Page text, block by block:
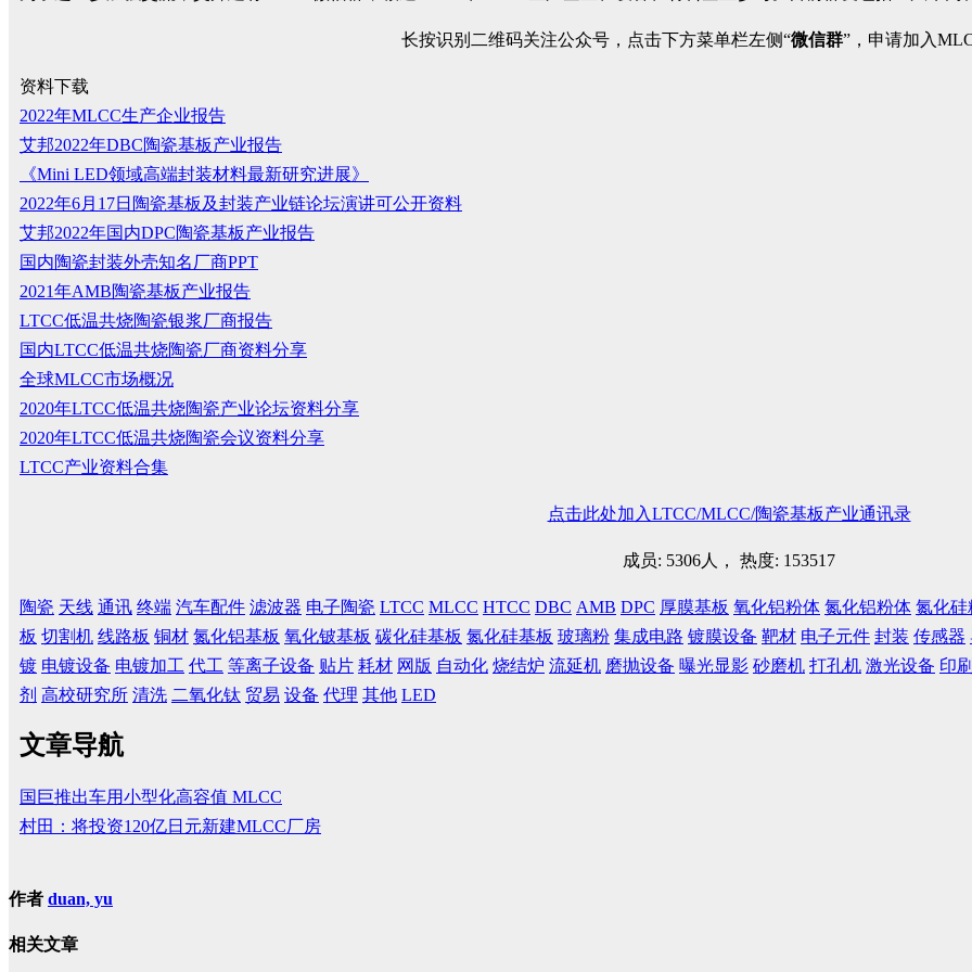
长按识别二维码关注公众号，点击下方菜单栏左侧“微信群”，申请加入
资料下载
2022年MLCC生产企业报告
艾邦2022年DBC陶瓷基板产业报告
《Mini LED领域高端封装材料最新研究进展》
2022年6月17日陶瓷基板及封装产业链论坛演讲可公开资料
艾邦2022年国内DPC陶瓷基板产业报告
国内陶瓷封装外壳知名厂商PPT
2021年AMB陶瓷基板产业报告
LTCC低温共烧陶瓷银浆厂商报告
国内LTCC低温共烧陶瓷厂商资料分享
全球MLCC市场概况
2020年LTCC低温共烧陶瓷产业论坛资料分享
2020年LTCC低温共烧陶瓷会议资料分享
LTCC产业资料合集
点击此处加入LTCC/MLCC/陶瓷基板产业通讯录
成员: 5306人， 热度: 153517
陶瓷 天线 通讯 终端 汽车配件 滤波器 电子陶瓷 LTCC MLCC HTCC DBC AMB DPC 厚膜基板 氧化铝粉体 氮化铝粉体 氮化硅
板 切割机 线路板 铜材 氮化铝基板 氧化铍基板 碳化硅基板 氮化硅基板 玻璃粉 集成电路 镀膜设备 靶材 电子元件 封装 传感器
镀 电镀设备 电镀加工 代工 等离子设备 贴片 耗材 网版 自动化 烧结炉 流延机 磨抛设备 曝光显影 砂磨机 打孔机 激光设备 印
剂 高校研究所 清洗 二氧化钛 贸易 设备 代理 其他 LED
文章导航
国巨推出车用小型化高容值 MLCC
村田：将投资120亿日元新建MLCC厂房
作者 duan, yu
相关文章